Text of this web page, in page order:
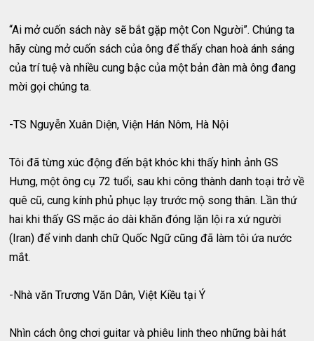
“Ai mở cuốn sách này sẽ bắt gặp một Con Người”. Chúng ta
hãy cùng mở cuốn sách của ông để thấy chan hoà ánh sáng
của trí tuệ và nhiều cung bậc của một bản đàn mà ông đang
mời gọi chúng ta.
-TS Nguyễn Xuân Diện, Viện Hán Nôm, Hà Nội
Tôi đã từng xúc động đến bật khóc khi thấy hình ảnh GS
Hưng, một ông cụ 72 tuổi, sau khi công thành danh toại trở về
quê cũ, cung kính phủ phục lạy trước mộ song thân. Lần thứ
hai khi thấy GS mặc áo dài khăn đóng lặn lội ra xứ người
(Iran) để vinh danh chữ Quốc Ngữ cũng đã làm tôi ứa nước
mắt.
-Nhà văn Trương Văn Dân, Việt Kiều tại Ý
Nhìn cách ông chơi guitar và phiêu linh theo những bài hát